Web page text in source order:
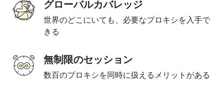
グローバルカバレッジ
世界のどこにいても、必要なプロキシを入手で
きる
無制限のセッション
数百のプロキシを同時に扱えるメリットがある